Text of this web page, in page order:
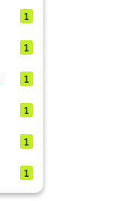
1
1
1
1
1
1